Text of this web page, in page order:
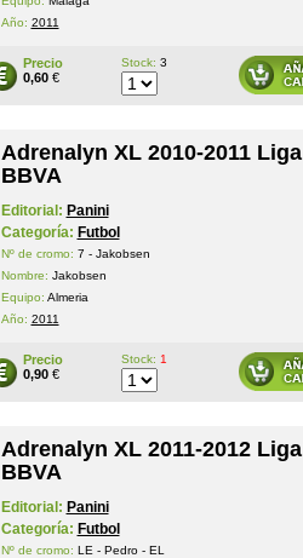
Año: 2011
Precio
0,60€
Stock:3
Adrenalyn XL 2010-2011 Liga
BBVA
Editorial: Panini
Categoría: Futbol
Nº de cromo: 7 - Jakobsen
Nombre: Jakobsen
Equipo: Almeria
Año: 2011
Precio
0,90€
Stock: 1
Adrenalyn XL 2011-2012 Liga
BBVA
Editorial: Panini
Categoría: Futbol
Nº de cromo: LE - Pedro - EL